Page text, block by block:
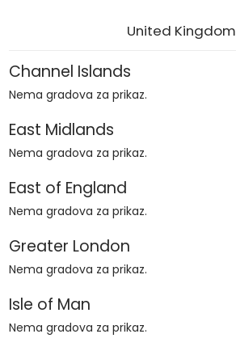
United Kingdom
Channel Islands
Nema gradova za prikaz.
East Midlands
Nema gradova za prikaz.
East of England
Nema gradova za prikaz.
Greater London
Nema gradova za prikaz.
Isle of Man
Nema gradova za prikaz.